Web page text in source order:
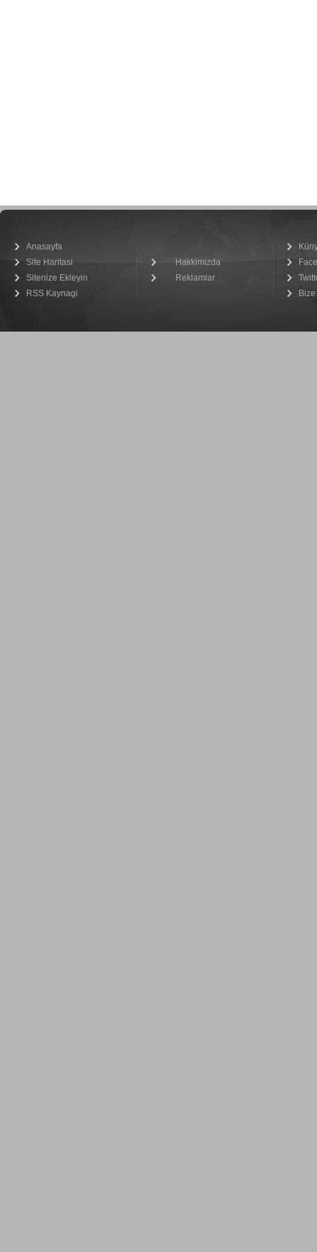
Anasayfa
Site Haritasi
Sitenize Ekleyin
RSS Kaynagi
Hakkimizda
Reklamlar